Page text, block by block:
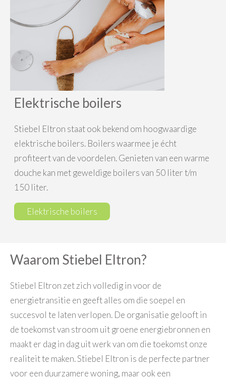
Elektrische boilers
Stiebel Eltron staat ook bekend om hoogwaardige
elektrische boilers. Boilers waarmee je écht
profiteert van de voordelen. Genieten van een warme
douche kan met geweldige boilers van 50 liter t/m
150 liter.
Elektrische boilers
Waarom Stiebel Eltron?
Stiebel Eltron zet zich volledig in voor de
energietransitie en geeft alles om die soepel en
succesvol te laten verlopen. De organisatie gelooft in
de toekomst van stroom uit groene energiebronnen en
maakt er dag in dag uit werk van om die toekomst onze
realiteit te maken. Stiebel Eltron is de perfecte partner
voor een duurzamere woning, maar ook een